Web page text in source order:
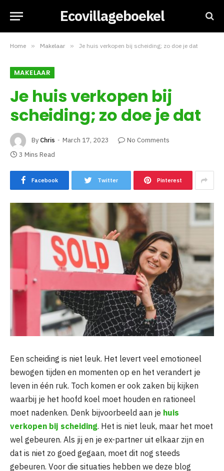
Ecovillageboekel
Home » Makelaar » Je huis verkopen bij scheiding; zo doe je dat
MAKELAAR
Je huis verkopen bij
scheiding; zo doe je dat
By Chris March 17, 2023
No Comments
3 Mins Read
Facebook Twitter Pinterest
Een scheiding is niet leuk. Het levert veel emotioneel
bewogen tijden en momenten op en het verandert je
leven in één ruk. Toch komen er ook zaken bij kijken
waarbij je het hoofd koel moet houden en rationeel
moet nadenken. Denk bijvoorbeeld aan je huis
verkopen bij scheiding. Het is niet leuk, maar het moet
wel gebeuren. Als jij en je ex-partner uit elkaar zijn en
dat is niet zo goed gegaan, moet dit nog steeds
gebeuren. Voor die situaties hebben we deze blog